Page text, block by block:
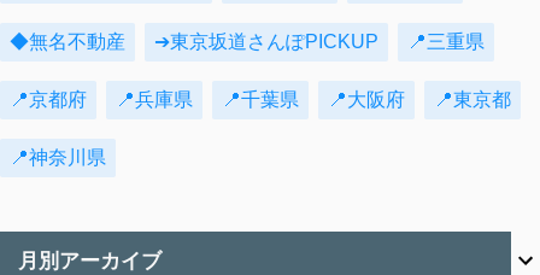
◆無名不動産 ➔東京坂道さんぽPICKUP 📍三重県
📍京都府 📍兵庫県 📍千葉県 📍大阪府 📍東京都
📍神奈川県
月別アーカイブ